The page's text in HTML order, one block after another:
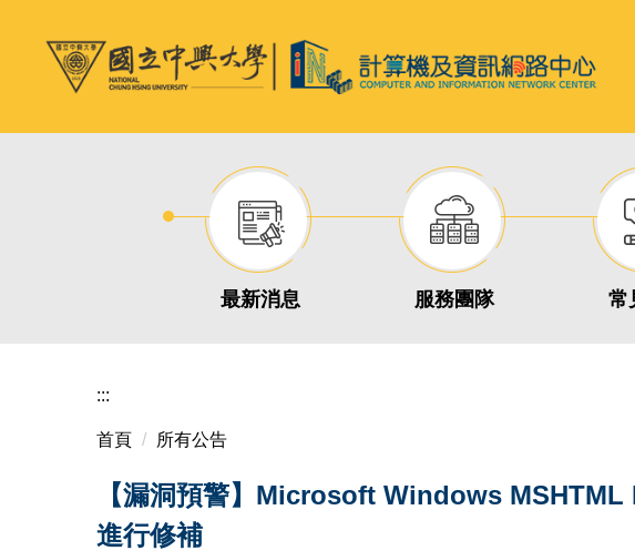
最新消息 服務團隊 常
:::
首頁 所有公告
【漏洞預警】Microsoft Windows
進行修補